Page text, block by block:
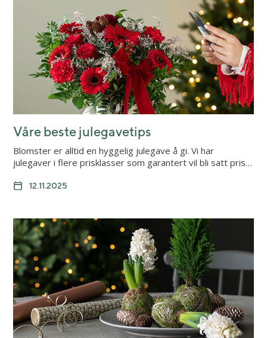
Våre beste julegavetips
Blomster er alltid en hyggelig julegave å gi. Vi har
julegaver i flere prisklasser som garantert vil bli satt pris…
12.11.2025